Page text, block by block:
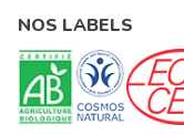
NOS LABELS